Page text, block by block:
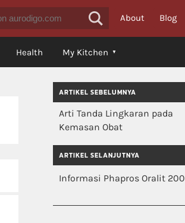
About Blog
Health My Kitchen
ARTIKEL SEBELUMNYA
Arti Tanda Lingkaran pada
Kemasan Obat
ARTIKEL SELANJUTNYA
Informasi Phapros Oralit 200